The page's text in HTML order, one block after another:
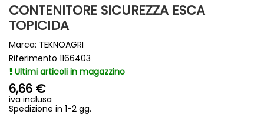
CONTENITORE SICUREZZA ESCA
TOPICIDA
Marca: TEKNOAGRI
Riferimento 1166403
Ultimi articoli in magazzino
6,66 €
iva inclusa
Spedizione in 1-2 gg.